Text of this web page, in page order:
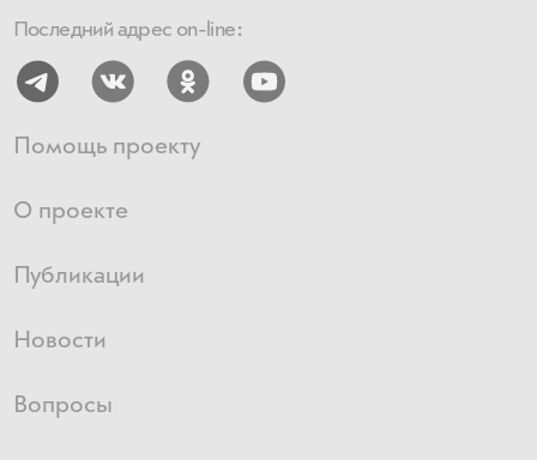
Последний адрес on-line:
Помощь проекту
О проекте
Публикации
Новости
Вопросы